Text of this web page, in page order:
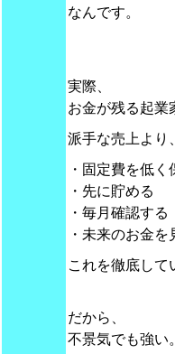
なんです。
実際、
お金が残る起業
派手な売上より、
・固定費を低く
・先に貯める
・毎月確認する
・未来のお金を
これを徹底して
だから、
不景気でも強い。